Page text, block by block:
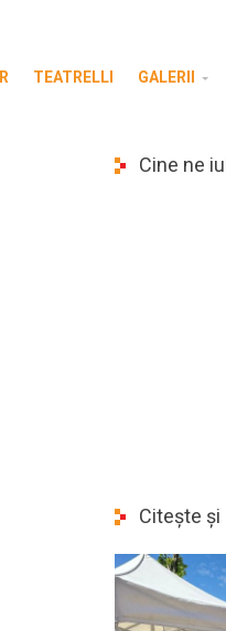
TEATRELLI GALERII
Cine ne
Citește și